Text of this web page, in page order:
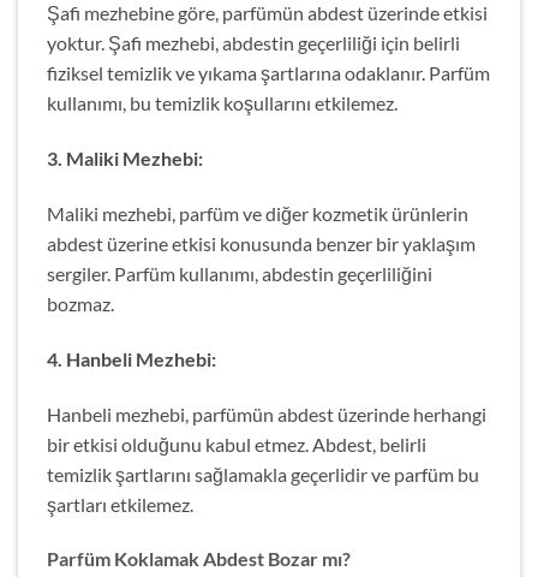
Şafi mezhebine göre, parfümün abdest üzerinde etkisi
yoktur. Şafi mezhebi, abdestin geçerliliği için belirli
fiziksel temizlik ve yıkama şartlarına odaklanır. Parfüm
kullanımı, bu temizlik koşullarını etkilemez.
3. Maliki Mezhebi:
Maliki mezhebi, parfüm ve diğer kozmetik ürünlerin
abdest üzerine etkisi konusunda benzer bir yaklaşım
sergiler. Parfüm kullanımı, abdestin geçerliliğini
bozmaz.
4. Hanbeli Mezhebi:
Hanbeli mezhebi, parfümün abdest üzerinde herhangi
bir etkisi olduğunu kabul etmez. Abdest, belirli
temizlik şartlarını sağlamakla geçerlidir ve parfüm bu
şartları etkilemez.
Parfüm Koklamak Abdest Bozar mı?